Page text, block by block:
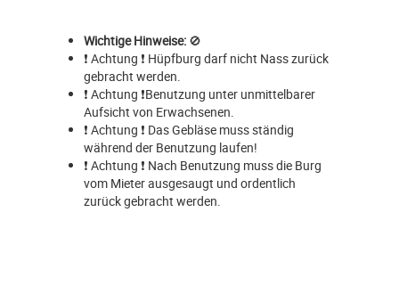
Wichtige Hinweise: 🚫
❗ Achtung ❗ Hüpfburg darf nicht Nass zurück
gebracht werden.
❗ Achtung ❗Benutzung unter unmittelbarer
Aufsicht von Erwachsenen.
❗ Achtung ❗ Das Gebläse muss ständig
während der Benutzung laufen!
❗ Achtung ❗ Nach Benutzung muss die Burg
vom Mieter ausgesaugt und ordentlich
zurück gebracht werden.